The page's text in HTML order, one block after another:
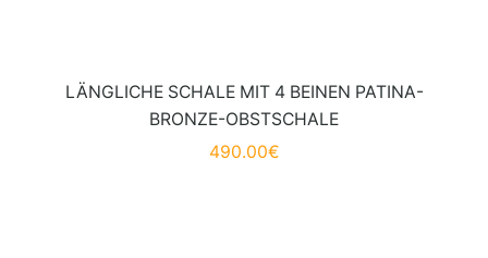
LÄNGLICHE SCHALE MIT 4 BEINEN PATINA-
BRONZE-OBSTSCHALE
490.00€